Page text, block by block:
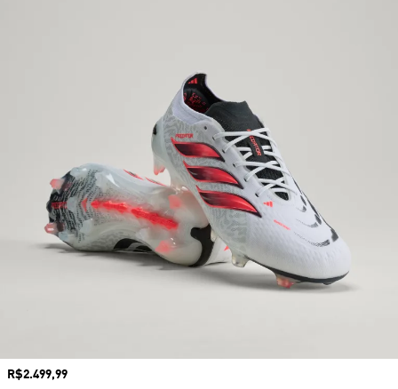
Preço
R$2.499,99